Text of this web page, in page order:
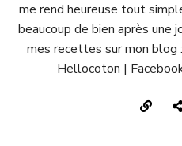
me rend heureuse tout
beaucoup de bien après une
mes recettes sur mon blog :
Hellocoton |